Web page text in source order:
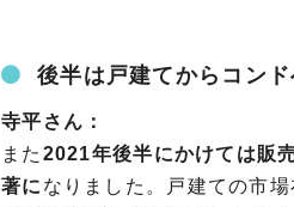
後半は戸建てからコン
寺平さん：
また 2021年後半にかけては販
著に なりました。戸建ての市